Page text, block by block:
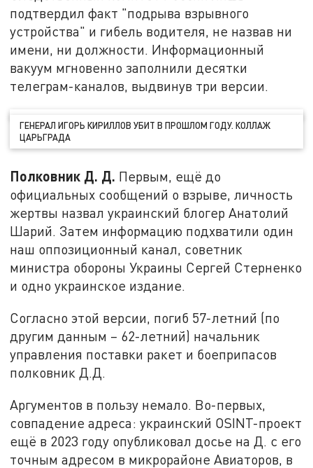
подтвердил факт "подрыва взрывного
устройства" и гибель водителя, не назвав ни
имени, ни должности. Информационный
вакуум мгновенно заполнили десятки
телеграм-каналов, выдвинув три версии.
ГЕНЕРАЛ ИГОРЬ КИРИЛЛОВ УБИТ В ПРОШЛОМ ГОДУ. КОЛЛАЖ
ЦАРЬГРАДА
Полковник Д. Д. Первым, ещё до
официальных сообщений о взрыве, личность
жертвы назвал украинский блогер Анатолий
Шарий. Затем информацию подхватили один
наш оппозиционный канал, советник
министра обороны Украины Сергей Стерненко
и одно украинское издание.
Согласно этой версии, погиб 57-летний (по
другим данным – 62-летний) начальник
управления поставки ракет и боеприпасов
полковник Д.Д.
Аргументов в пользу немало. Во-первых,
совпадение адреса: украинский OSINT-проект
ещё в 2023 году опубликовал досье на Д. с его
точным адресом в микрорайоне Авиаторов, в